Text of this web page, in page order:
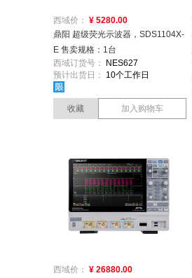
西域价： ¥ 5280.00
鼎阳 超级荧光示波器，SDS1104X-
E 售卖规格：1台
西域订货号：
NES627
预计出货日：
10个工作日
收藏 加入购物车
西域价： ¥ 26880.00